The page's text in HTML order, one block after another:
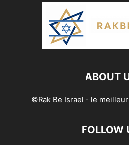
ABOUT
©Rak Be Israel - le
FOLLOW